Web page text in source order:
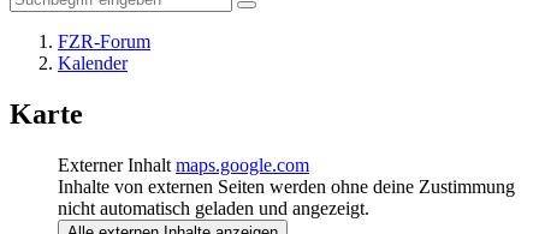
FZR-Forum
Kalender
Karte
Externer Inhalt maps.google.com
Inhalte von externen Seiten werden ohne deine Zustimmung
nicht automatisch geladen und angezeigt.